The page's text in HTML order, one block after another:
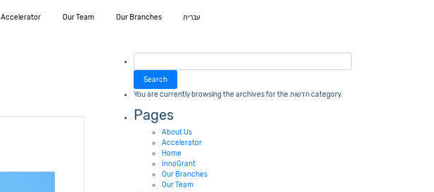
Accelerator Our Team Our Branches עברית
Search
for:
You are currently browsing the archives for the חדשות category.
Pages
About Us
Accelerator
Home
InnoGrant
Our Branches
Our Team